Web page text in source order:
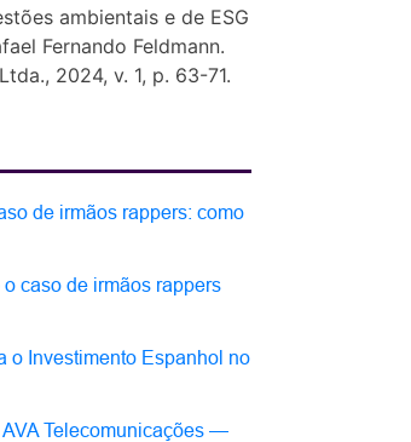
ambientais e de ESG
Fernando Feldmann.
2024, v. 1, p. 63-71.
de irmãos rappers: como
caso de irmãos rappers
o Investimento Espanhol no
Telecomunicações —